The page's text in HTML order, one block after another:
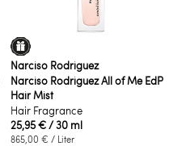
Narciso Rodriguez
Narciso Rodriguez All of Me EdP
Hair Mist
Hair Fragrance
25,95 €/ 30 ml
865,00 € / Liter